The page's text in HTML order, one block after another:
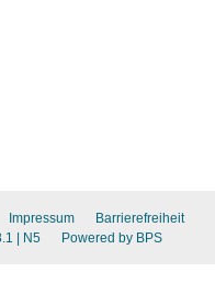
Impressum
Barrierefreiheit
| N5 Powered by BPS